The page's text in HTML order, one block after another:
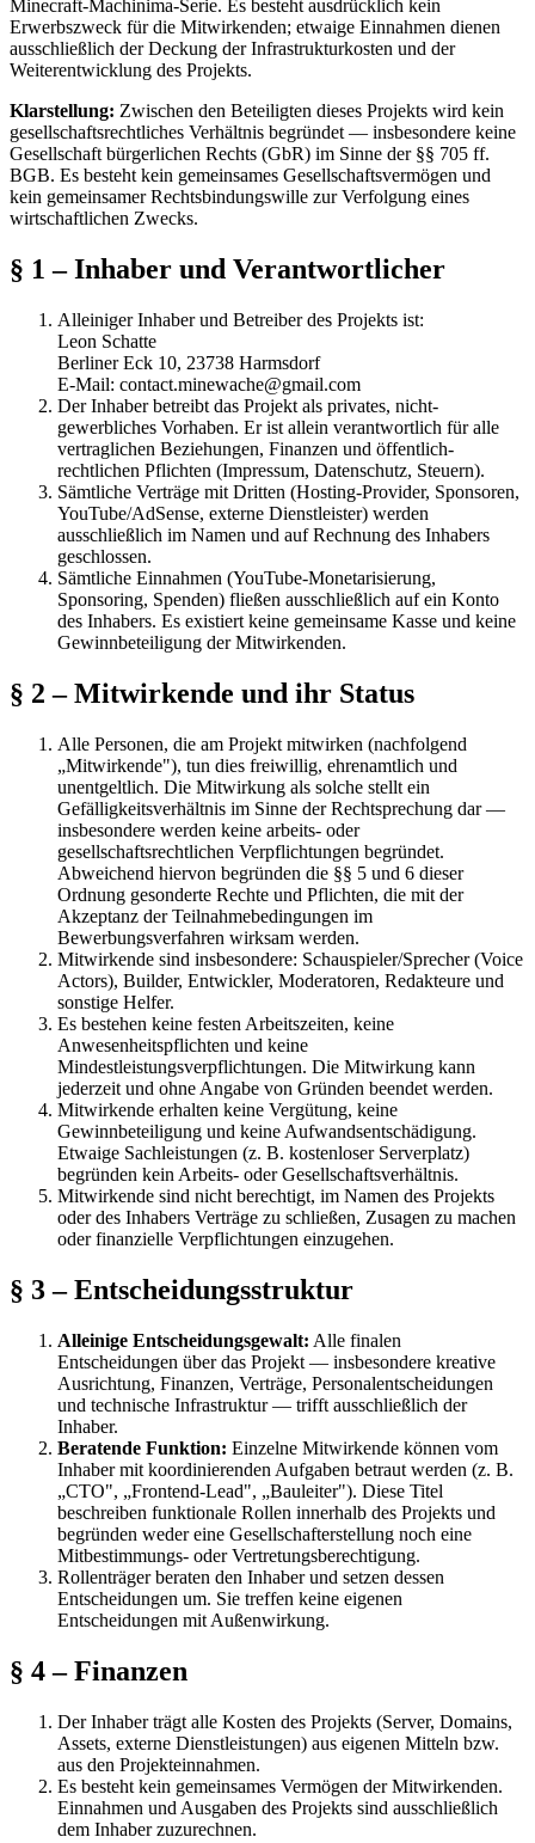
Minecraft-Machinima-Serie. Es besteht ausdrücklich kein
Erwerbszweck für die Mitwirkenden; etwaige Einnahmen dienen
ausschließlich der Deckung der Infrastrukturkosten und der
Weiterentwicklung des Projekts.
Klarstellung: Zwischen den Beteiligten dieses Projekts wird kein
gesellschaftsrechtliches Verhältnis begründet — insbesondere keine
Gesellschaft bürgerlichen Rechts (GbR) im Sinne der §§ 705 ff.
BGB. Es besteht kein gemeinsames Gesellschaftsvermögen und
kein gemeinsamer Rechtsbindungswille zur Verfolgung eines
wirtschaftlichen Zwecks.
§ 1 – Inhaber und Verantwortlicher
Alleiniger Inhaber und Betreiber des Projekts ist:
Leon Schatte
Berliner Eck 10, 23738 Harmsdorf
E-Mail: contact.minewache@gmail.com
Der Inhaber betreibt das Projekt als privates, nicht-
gewerbliches Vorhaben. Er ist allein verantwortlich für alle
vertraglichen Beziehungen, Finanzen und öffentlich-
rechtlichen Pflichten (Impressum, Datenschutz, Steuern).
Sämtliche Verträge mit Dritten (Hosting-Provider, Sponsoren,
YouTube/AdSense, externe Dienstleister) werden
ausschließlich im Namen und auf Rechnung des Inhabers
geschlossen.
Sämtliche Einnahmen (YouTube-Monetarisierung,
Sponsoring, Spenden) fließen ausschließlich auf ein Konto
des Inhabers. Es existiert keine gemeinsame Kasse und keine
Gewinnbeteiligung der Mitwirkenden.
§ 2 – Mitwirkende und ihr Status
Alle Personen, die am Projekt mitwirken (nachfolgend
„Mitwirkende"), tun dies freiwillig, ehrenamtlich und
unentgeltlich. Die Mitwirkung als solche stellt ein
Gefälligkeitsverhältnis im Sinne der Rechtsprechung dar —
insbesondere werden keine arbeits- oder
gesellschaftsrechtlichen Verpflichtungen begründet.
Abweichend hiervon begründen die §§ 5 und 6 dieser
Ordnung gesonderte Rechte und Pflichten, die mit der
Akzeptanz der Teilnahmebedingungen im
Bewerbungsverfahren wirksam werden.
Mitwirkende sind insbesondere: Schauspieler/Sprecher (Voice
Actors), Builder, Entwickler, Moderatoren, Redakteure und
sonstige Helfer.
Es bestehen keine festen Arbeitszeiten, keine
Anwesenheitspflichten und keine
Mindestleistungsverpflichtungen. Die Mitwirkung kann
jederzeit und ohne Angabe von Gründen beendet werden.
Mitwirkende erhalten keine Vergütung, keine
Gewinnbeteiligung und keine Aufwandsentschädigung.
Etwaige Sachleistungen (z. B. kostenloser Serverplatz)
begründen kein Arbeits- oder Gesellschaftsverhältnis.
Mitwirkende sind nicht berechtigt, im Namen des Projekts
oder des Inhabers Verträge zu schließen, Zusagen zu machen
oder finanzielle Verpflichtungen einzugehen.
§ 3 – Entscheidungsstruktur
Alleinige Entscheidungsgewalt: Alle finalen
Entscheidungen über das Projekt — insbesondere kreative
Ausrichtung, Finanzen, Verträge, Personalentscheidungen
und technische Infrastruktur — trifft ausschließlich der
Inhaber.
Beratende Funktion: Einzelne Mitwirkende können vom
Inhaber mit koordinierenden Aufgaben betraut werden (z. B.
„CTO", „Frontend-Lead", „Bauleiter"). Diese Titel
beschreiben funktionale Rollen innerhalb des Projekts und
begründen weder eine Gesellschafterstellung noch eine
Mitbestimmungs- oder Vertretungsberechtigung.
Rollenträger beraten den Inhaber und setzen dessen
Entscheidungen um. Sie treffen keine eigenen
Entscheidungen mit Außenwirkung.
§ 4 – Finanzen
Der Inhaber trägt alle Kosten des Projekts (Server, Domains,
Assets, externe Dienstleistungen) aus eigenen Mitteln bzw.
aus den Projekteinnahmen.
Es besteht kein gemeinsames Vermögen der Mitwirkenden.
Einnahmen und Ausgaben des Projekts sind ausschließlich
dem Inhaber zuzurechnen.